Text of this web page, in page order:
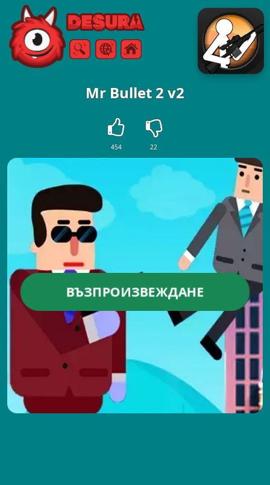
Free Online Games
ТърсенеМеню
Mr Bullet 2 v2
454 22
ВЪЗПРОИЗВЕЖДАНЕ